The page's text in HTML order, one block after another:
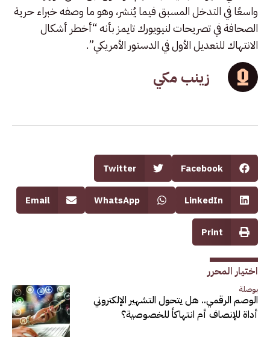
واسعًا في التدخل المسبق فيما يُنشر، وهو ما وصفه خبراء حرية
الصحافة في تصريحات لنيويورك تايمز بأنه “أخطر أشكال
الانتهاك للتعديل الأول في الدستور الأمريكي”.
زينب مكي
Facebook
Twitter
LinkedIn
WhatsApp
Email
Print
اختيار المحرر
بوصلة
الوصم الرقمي.. هل يتحول التشهير الإلكتروني
أداة للإنصاف أم انتهاكاً للخصوصية؟